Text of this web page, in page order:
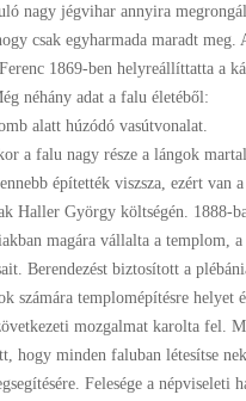
nagy jégvihar annyira
csak egyharmada maradt
1869-ben helyreállíttatta a
néhány adat a falu életéből:
alatt húzódó vasútvonalat.
a falu nagy része a lángok
építették viszsza, ezért van
Haller György költségén. 1888-
magára vállalta a templom,
Berendezést biztosított a
számára templomépítésre helyet
mozgalmat karolta fel.
hogy minden faluban létesítse
Felesége a népviseleti